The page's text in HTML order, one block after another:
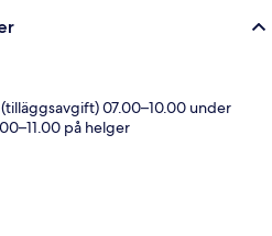
07.00–10.00 under
på helger